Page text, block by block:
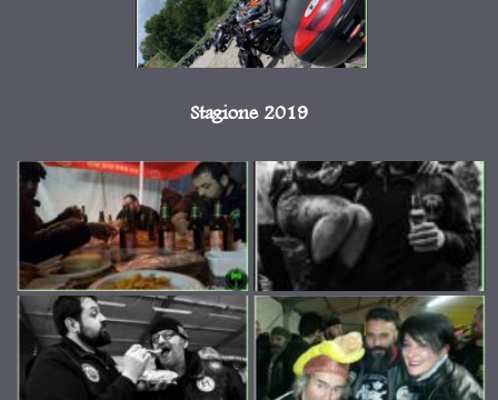
Stagione 2019